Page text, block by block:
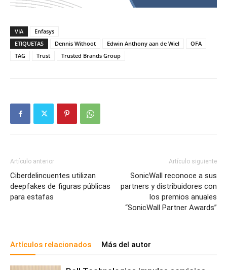
VIA
Enfasys
ETIQUETAS
Dennis Withoot Edwin Anthony aan de Wiel
OFA
TAG
Trust Trusted Brands Group
Artículo anterior
Ciberdelincuentes utilizan
deepfakes de figuras públicas
para estafas
Artículo siguiente
SonicWall reconoce a sus
partners y distribuidores con
los premios anuales
“SonicWall Partner Awards”
Artículos relacionados Más del autor